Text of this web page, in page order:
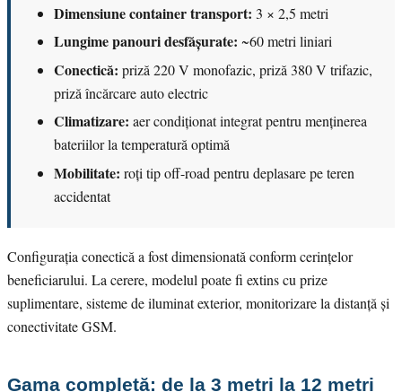
Dimensiune container transport: 3 × 2,5 metri
Lungime panouri desfășurate: ~60 metri liniari
Conectică: priză 220 V monofazic, priză 380 V trifazic,
priză încărcare auto electric
Climatizare: aer condiționat integrat pentru menținerea
bateriilor la temperatură optimă
Mobilitate: roți tip off-road pentru deplasare pe teren
accidentat
Configurația conectică a fost dimensionată conform cerințelor
beneficiarului. La cerere, modelul poate fi extins cu prize
suplimentare, sisteme de iluminat exterior, monitorizare la distanță și
conectivitate GSM.
Gama completă: de la 3 metri la 12 metri